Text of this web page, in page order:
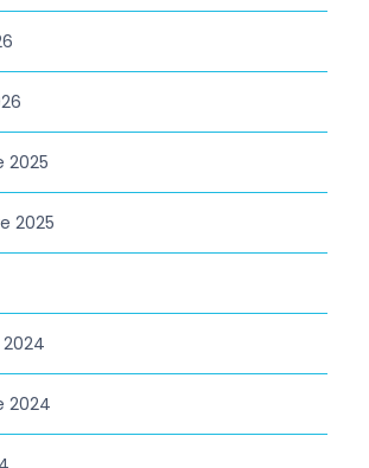
2025
2025
2024